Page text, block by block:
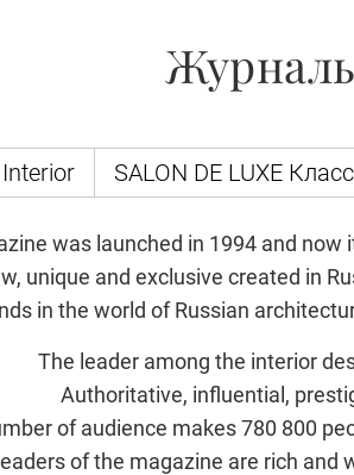
SALON DE LUXE
was launched in 1994 and
unique and exclusive created in
in the world of Russian
The leader among the interior
Authoritative, influential,
of audience makes 780 800
of the magazine are rich and